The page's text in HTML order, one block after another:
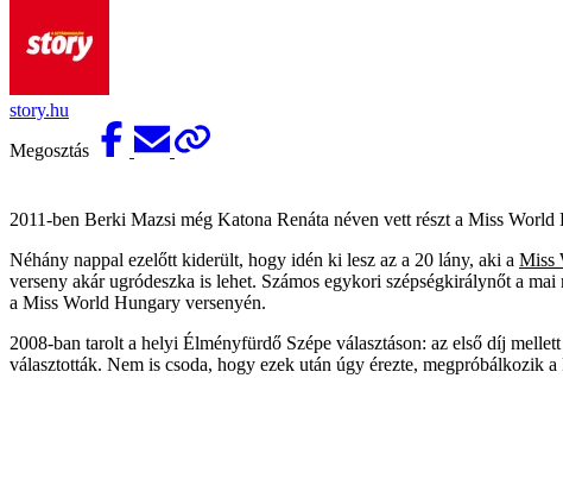
story.hu
Megosztás
2011-ben Berki Mazsi még Katona Renáta néven vett részt a Miss
Néhány nappal ezelőtt kiderült, hogy idén ki lesz az a 20 lány, aki a Miss
verseny akár ugródeszka is lehet. Számos egykori szépségkirálynőt a
a Miss World Hungary versenyén.
2008-ban tarolt a helyi Élményfürdő Szépe választáson: az első díj
választották. Nem is csoda, hogy ezek után úgy érezte, megpróbálkozik